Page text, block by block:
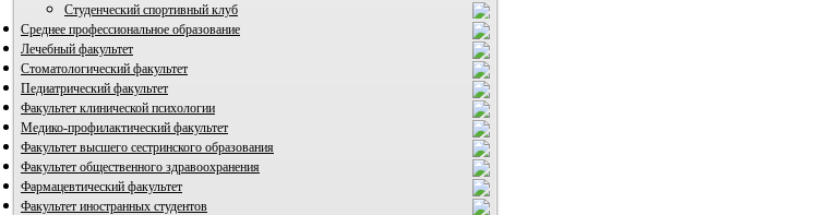
Студенческий спортивный клуб
Среднее профессиональное образование
Лечебный факультет
Стоматологический факультет
Педиатрический факультет
Факультет клинической психологии
Медико-профилактический факультет
Факультет высшего сестринского образования
Факультет общественного здравоохранения
Фармацевтический факультет
Факультет иностранных студентов